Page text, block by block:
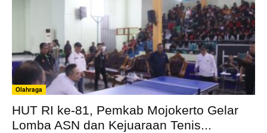
Olahraga
HUT RI ke-81, Pemkab Mojokerto Gelar
Lomba ASN dan Kejuaraan Tenis...